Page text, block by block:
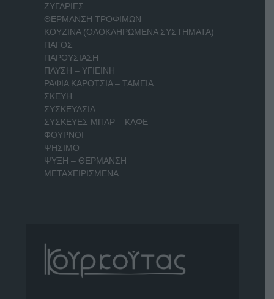
ΖΥΓΑΡΙΕΣ
ΘΕΡΜΑΝΣΗ ΤΡΟΦΙΜΩΝ
ΚΟΥΖΙΝΑ (ΟΛΟΚΛΗΡΩΜΕΝΑ ΣΥΣΤΗΜΑΤΑ)
ΠΑΓΟΣ
ΠΑΡΟΥΣΙΑΣΗ
ΠΛΥΣΗ – ΥΓΙΕΙΝΗ
ΡΑΦΙΑ ΚΑΡΟΤΣΙΑ – ΤΑΜΕΙΑ
ΣΚΕΥΗ
ΣΥΣΚΕΥΑΣΙΑ
ΣΥΣΚΕΥΕΣ ΜΠΑΡ – ΚΑΦΕ
ΦΟΥΡΝΟΙ
ΨΗΣΙΜΟ
ΨΥΞΗ – ΘΕΡΜΑΝΣΗ
ΜΕΤΑΧΕΙΡΙΣΜΕΝΑ